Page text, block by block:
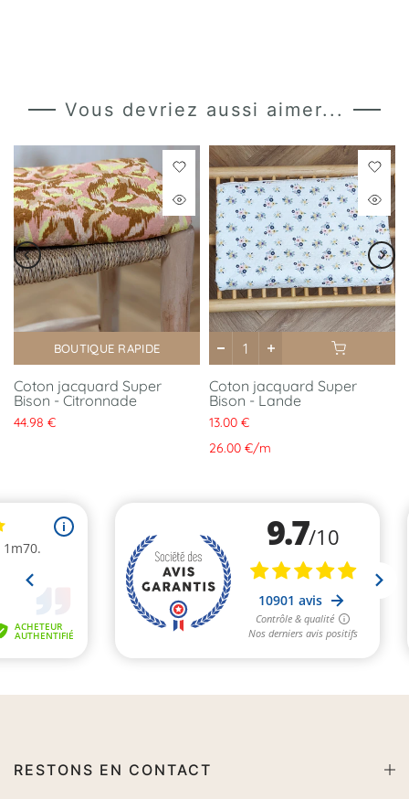
Vous devriez aussi aimer...
BOUTIQUE RAPIDE
Coton jacquard Super
Bison - Citronnade
44.98 €
Coton jacquard Super
Bison - Lande
13.00 €
26.00 €/m
RESTONS EN CONTACT